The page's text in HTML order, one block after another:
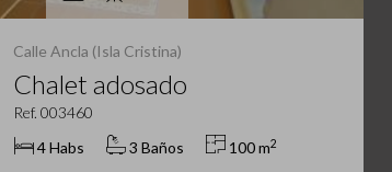
Calle Ancla (Isla Cristina)
Chalet adosado
Ref. 003460
4 Habs
3 Baños 100 m2